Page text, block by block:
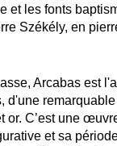
et les fonts
Székély, en
Arcabas est
d'une
or. C’est une
et sa